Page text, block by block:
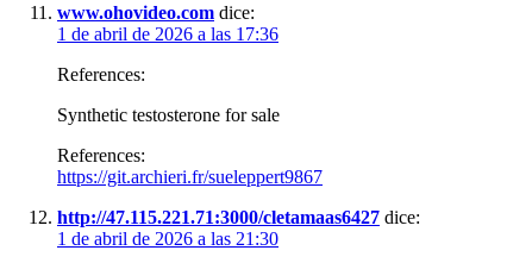
www.ohovideo.com dice:
1 de abril de 2026 a las 17:36
References:
Synthetic testosterone for sale
References:
https://git.archieri.fr/sueleppert9867
http://47.115.221.71:3000/cletamaas6427 dice:
1 de abril de 2026 a las 21:30